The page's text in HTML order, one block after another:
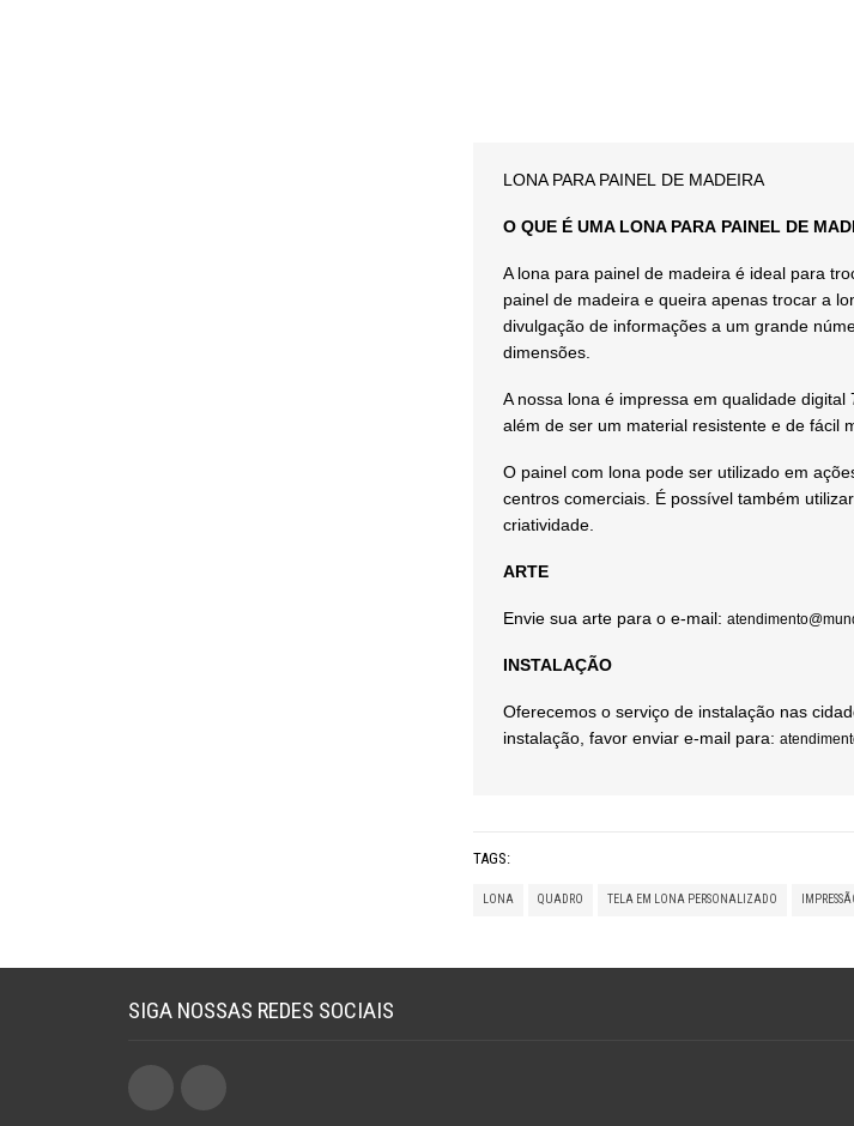
LONA PARA PAINEL DE MADEIRA
O QUE É UMA LONA PARA PAINEL DE
A lona para painel de madeira é ideal para
painel de madeira e queira apenas trocar a
divulgação de informações a um grande
dimensões.
A nossa lona é impressa em qualidade
além de ser um material resistente e de fácil
O painel com lona pode ser utilizado em
centros comerciais. É possível também
criatividade.
ARTE
Envie sua arte para o e-mail:
INSTALAÇÃO
Oferecemos o serviço de instalação nas
instalação, favor enviar e-mail para:
TAGS:
LONA QUADRO TELA EM LONA PERSONALIZADO
SIGA NOSSAS REDES SOCIAIS